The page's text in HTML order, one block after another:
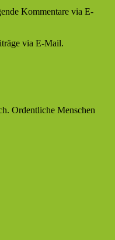
Kommentare via E-
via E-Mail.
Ordentliche Menschen